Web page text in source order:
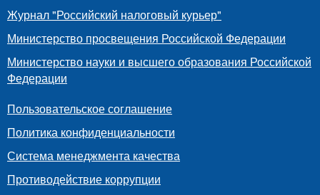
Журнал "Российский налоговый курьер"
Министерство просвещения Российской Федерации
Министерство науки и высшего образования Российской
Федерации
Пользовательское соглашение
Политика конфиденциальности
Система менеджмента качества
Противодействие коррупции